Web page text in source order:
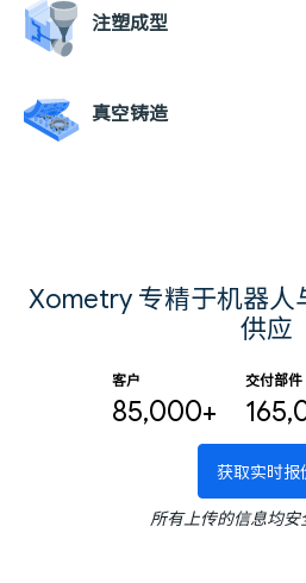
注塑成型
真空铸造
Xometry 专精于机器人
供应
客户
85,000+
交付部件
获取实时报
所有上传的信息均安